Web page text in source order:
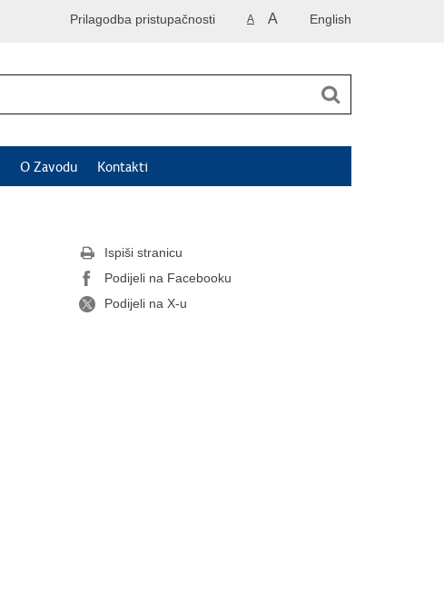
English
A A
Prilagodba pristupačnosti
O Zavodu Kontakti
Ispiši stranicu
Podijeli na Facebooku
Podijeli na X-u